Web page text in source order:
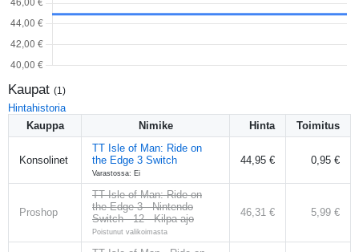
Kaupat (1 )
Hintahistoria
Kauppa
Nimike Hinta Toimitus
Konsolinet
TT Isle of Man: Ride on
the Edge 3 Switch
Varastossa: Ei
44,95 € 0,95 €
Proshop
TT Isle of Man: Ride on
the Edge 3 - Nintendo
Switch - 12 - Kilpa-ajo
Poistunut valikoimasta
46,31 € 5,99 €